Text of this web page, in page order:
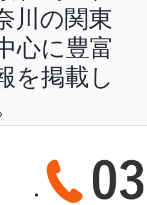
川の関東
心に豊富
を掲載し